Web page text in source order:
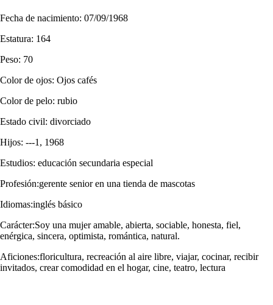
Fecha de nacimiento: 07/09/1968
Estatura: 164
Peso: 70
Color de ojos: Ojos cafés
Color de pelo: rubio
Estado civil: divorciado
Hijos: ---1, 1968
Estudios: educación secundaria especial
Profesión:gerente senior en una tienda de mascotas
Idiomas:inglés básico
Carácter:Soy una mujer amable, abierta, sociable, honesta, fiel,
enérgica, sincera, optimista, romántica, natural.
Aficiones:floricultura, recreación al aire libre, viajar, cocinar, recibir
invitados, crear comodidad en el hogar, cine, teatro, lectura